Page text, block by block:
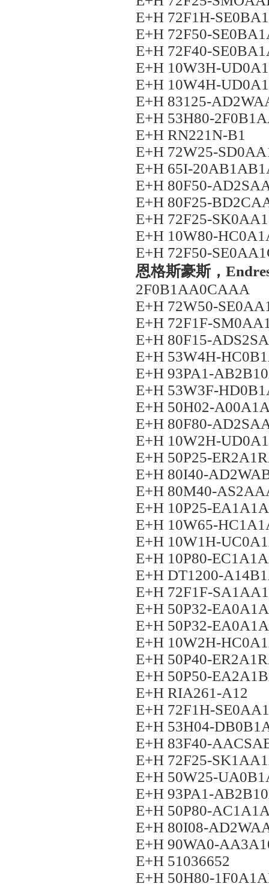
E+H 72F1H-
E+H 72F50-
E+H 72F40-
E+H 10W3H-
E+H 10W4H-
E+H 83125-
E+H 53H80-
E+H RN221N-B1
E+H 72W25-
E+H 65I-
E+H 80F50-
E+H 80F25-
E+H 72F25-
E+H 10W80-
E+H 72F50-
恩格斯豪斯，
2F0B1AA0CAAA
E+H 72W50-
E+H 72F1F-
E+H 80F15-
E+H 53W4H-
E+H 93PA1-
E+H 53W3F-
E+H 50H02-
E+H 80F80-
E+H 10W2H-
E+H 50P25-
E+H 80I40-
E+H 80M40-
E+H 10P25-
E+H 10W65-
E+H 10W1H-
E+H 10P80-
E+H DT1200-
E+H 72F1F-
E+H 50P32-
E+H 50P32-
E+H 10W2H-
E+H 50P40-
E+H 50P50-
E+H RIA261-A12
E+H 72F1H-
E+H 53H04-
E+H 83F40-
E+H 72F25-
E+H 50W25-
E+H 93PA1-
E+H 50P80-
E+H 80I08-
E+H 90WA0-
E+H 51036652
E+H 50H80-